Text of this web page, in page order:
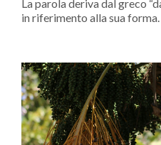
La parola deriva dal greco
in riferimento alla sua forma.